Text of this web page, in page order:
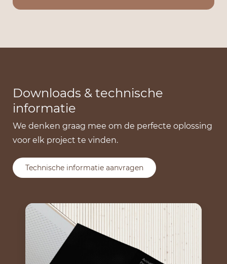
Downloads & technische
informatie
We denken graag mee om de perfecte oplossing
voor elk project te vinden.
Technische informatie aanvragen